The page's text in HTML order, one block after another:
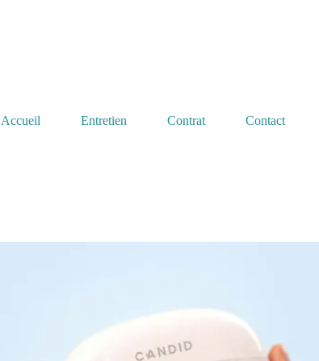
Accueil Entretien Contrat Contact